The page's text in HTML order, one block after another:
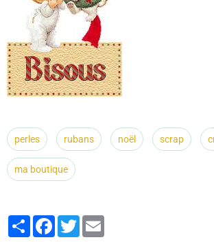
perles rubans noël scrap
ma boutique
PartagerFacebook
Twitter